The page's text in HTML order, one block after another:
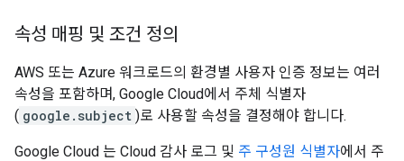
속성 매핑 및 조건 정의
AWS 또는 Azure 워크로드의 환경별 사용자 인증 정보는 여러
속성을 포함하며, Google Cloud에서 주체 식별자
( google.subject )로 사용할 속성을 결정해야 합니다.
Google Cloud 는 Cloud 감사 로그 및 주 구성원 식별자에서 주